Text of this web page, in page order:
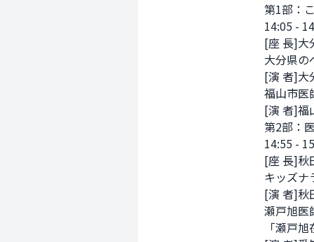
第1部：
14:05 -
[座 長]大
大分県の
[演 者]大
福山市医
[演 者]福
第2部：
14:55 -
[座 長]秋
キッズナ
[演 者]秋
瀬戸旭医
「瀬戸